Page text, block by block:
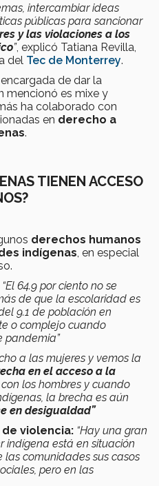
intercambiar ideas
públicas para sancionar
y las violaciones a los
”, explicó Tatiana Revilla,
del Tec de Monterrey.
de dar la
mencionó es mixe y
ha colaborado con
en derecho a
.
TIENEN ACCESO
derechos humanos
indígenas , en especial
“El 64.9 por ciento no se
de que la escolaridad es
9.1 de población en
o complejo cuando
pandemia”
a las mujeres y vemos la
en el acceso a la
los hombres y cuando
la brecha es aún
en desigualdad”
violencia: “Hay una gran
indígena está en situación
comunidades sus casos
pero en las